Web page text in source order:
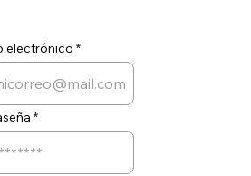
electrónico